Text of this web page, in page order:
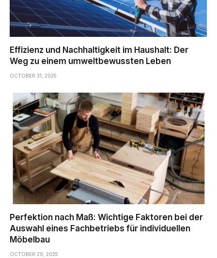
Effizienz und Nachhaltigkeit im Haushalt: Der
Weg zu einem umweltbewussten Leben
OCTOBER 31, 2025
Perfektion nach Maß: Wichtige Faktoren bei der
Auswahl eines Fachbetriebs für individuellen
Möbelbau
OCTOBER 29, 2025